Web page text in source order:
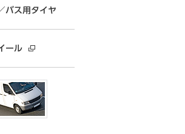
バス用タイヤ
ール